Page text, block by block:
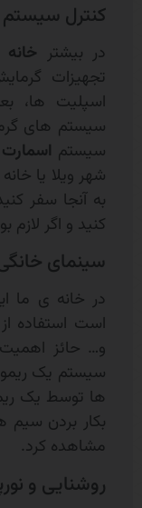
کنترل سیستم
در بیشتر
تجهیزات
اسپلیت ها،
سیستم های
سیستم
شهر ویلا یا
به آنجا سفر
کنید و اگر لازم
سینمای
در خانه ی ما
است استفاده
و… حائز
سیستم یک
ها توسط یک
بکار بردن سیم
مشاهده کرد.
روشنایی و